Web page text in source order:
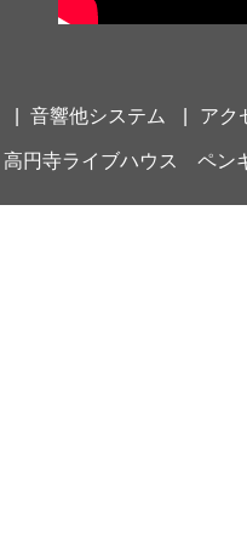
音響他システム アク
高円寺ライブハウス ペン